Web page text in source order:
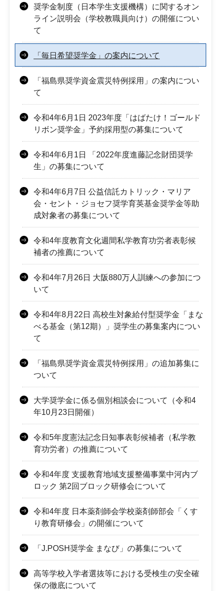
奨学金制度（日本学生支援機構）に関するオン
ライン説明会（学校教職員向け）の開催につい
て
「毎日希望奨学金」の案内について
「福島県奨学資金震災特例採用」の案内につい
て
令和4年6月1日 2023年度「はばたけ！ゴールド
リボン奨学金」予約採用型の募集について
令和4年6月1日 「2022年度進藤記念財団奨学
生」の募集について
令和4年6月7日 公益信託カトリック・マリア
会・セント・ジョセフ奨学育英基金奨学金等助
成対象者の募集について
令和4年度教育文化週間私学教育功労者表彰候
補者の推薦について
令和4年7月26日 大阪880万人訓練への参加につ
いて
令和4年8月22日 高校生対象給付型奨学金「まな
べる基金（第12期）」奨学生の募集案内につい
て
「福島県奨学資金震災特例採用」の追加募集に
ついて
大学奨学金に係る個別相談会について（令和4
年10月23日開催）
令和5年度憲法記念日知事表彰候補者（私学教
育功労者）の推薦について
令和4年度 支援教育地域支援整備事業中河内ブ
ロック 第2回ブロック研修会について
令和4年度 日本薬剤師会学校薬剤師部会「くす
り教育研修会」の開催について
「J.POSH奨学金 まなび」の募集について
高等学校入学者選抜等における受検生の安全確
保の徹底について